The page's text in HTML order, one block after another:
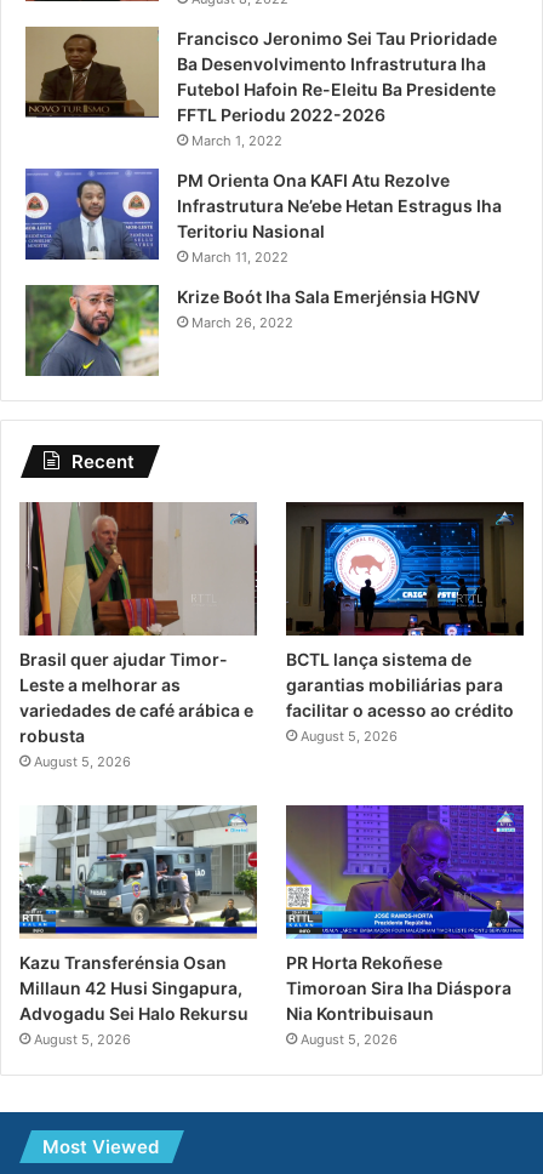
Francisco Jeronimo Sei Tau Prioridade
Ba Desenvolvimento Infrastrutura Iha
Futebol Hafoin Re-Eleitu Ba Presidente
FFTL Periodu 2022-2026
March 1, 2022
PM Orienta Ona KAFI Atu Rezolve
Infrastrutura Ne’ebe Hetan Estragus Iha
Teritoriu Nasional
March 11, 2022
Krize Boót Iha Sala Emerjénsia HGNV
March 26, 2022
Recent
Brasil quer ajudar Timor-
Leste a melhorar as
variedades de café arábica e
robusta
August 5, 2026
BCTL lança sistema de
garantias mobiliárias para
facilitar o acesso ao crédito
August 5, 2026
Kazu Transferénsia Osan
Millaun 42 Husi Singapura,
Advogadu Sei Halo Rekursu
August 5, 2026
PR Horta Rekoñese
Timoroan Sira Iha Diáspora
Nia Kontribuisaun
August 5, 2026
Most Viewed